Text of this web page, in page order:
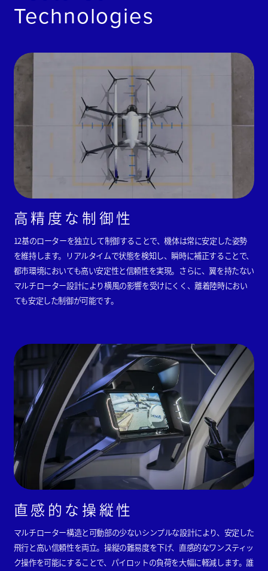
Technologies
高精度な制御性
12基のローターを独立して制御することで、機体は常に安定した姿勢
を維持します。リアルタイムで状態を検知し、瞬時に補正することで、
都市環境においても高い安定性と信頼性を実現。さらに、翼を持たない
マルチローター設計により横風の影響を受けにくく、離着陸時におい
ても安定した制御が可能です。
直感的な操縦性
マルチローター構造と可動部の少ないシンプルな設計により、安定した
飛行と高い信頼性を両立。操縦の難易度を下げ、直感的なワンスティッ
ク操作を可能にすることで、パイロットの負荷を大幅に軽減します。誰